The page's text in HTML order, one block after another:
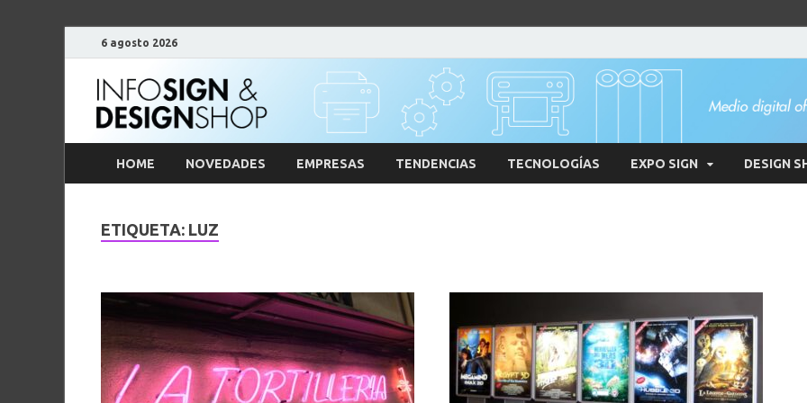
6 agosto 2026
HOME NOVEDADES EMPRESAS TENDENCIAS TECNOLOGÍAS EXPO SIGN DESIGN
ETIQUETA: LUZ